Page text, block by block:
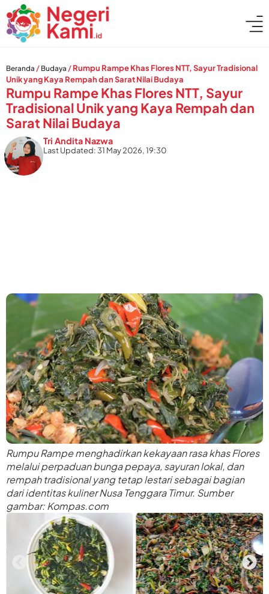
Beranda / Budaya /Rumpu Rampe Khas Flores NTT, Sayur Tradisional
Unik yang Kaya Rempah dan Sarat Nilai Budaya
Rumpu Rampe Khas Flores NTT, Sayur
Tradisional Unik yang Kaya Rempah dan
Sarat Nilai Budaya
Tri Andita Nazwa
Last Updated: 31 May 2026, 19:30
Rumpu Rampe menghadirkan kekayaan rasa khas Flores
melalui perpaduan bunga pepaya, sayuran lokal, dan
rempah tradisional yang tetap lestari sebagai bagian
dari identitas kuliner Nusa Tenggara Timur. Sumber
gambar: Kompas.com